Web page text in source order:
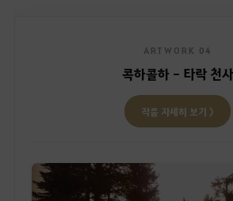
ARTWORK 04
콕하콜하 - 타락 천사
작품 자세히 보기 〉